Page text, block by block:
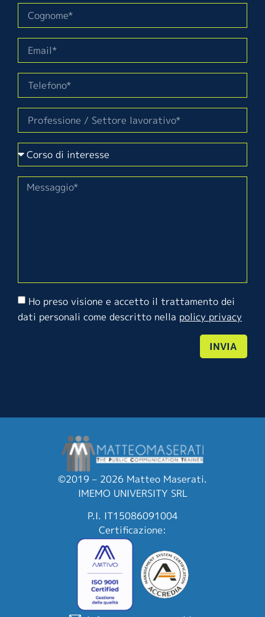
Ho preso visione e accetto il trattamento dei
dati personali come descritto nella policy privacy
INVIA
©2019 – 2026 Matteo Maserati.
IMEMO UNIVERSITY SRL
P.I. IT15086091004
Certificazione: